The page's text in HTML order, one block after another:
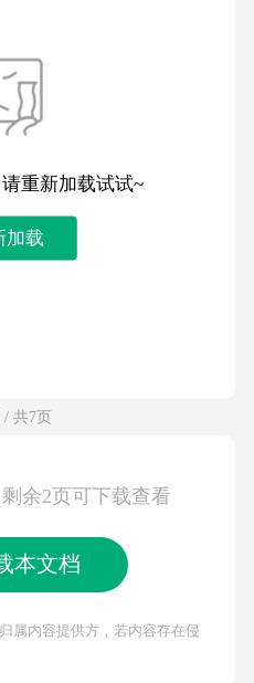
重新加载试试~
加载
/ 共7页
余2页可下载查看
本文档
属内容提供方，若内容存在侵